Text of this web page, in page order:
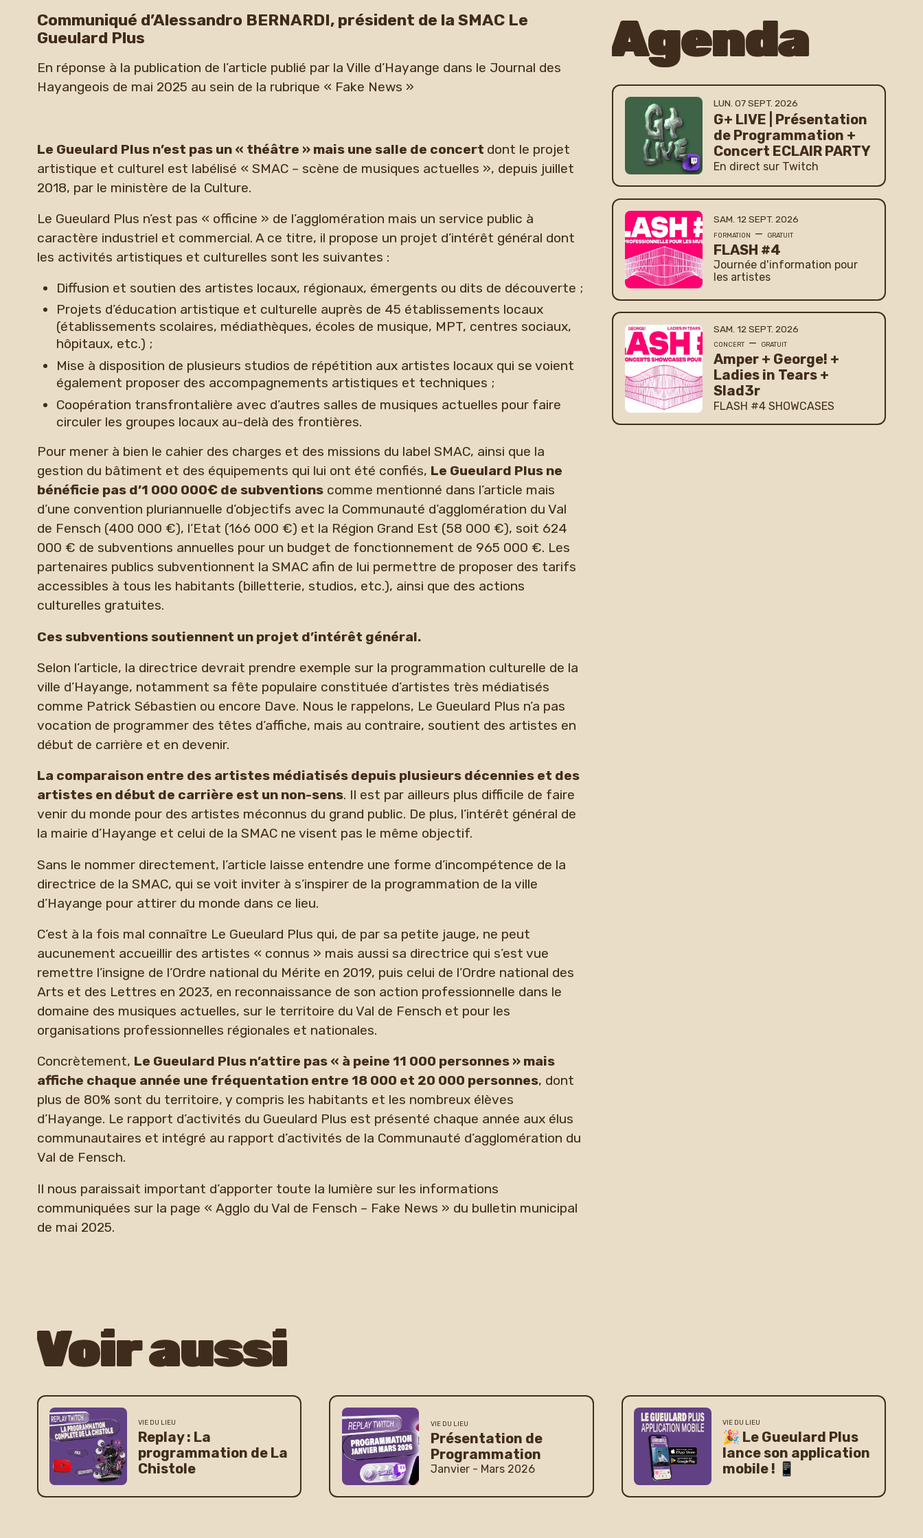
Communiqué d’Alessandro BERNARDI, président de la SMAC Le
Gueulard Plus
En réponse à la publication de l’article publié par la Ville d’Hayange dans le Journal des
Hayangeois de mai 2025 au sein de la rubrique « Fake News »
Le Gueulard Plus n’est pas un « théâtre » mais une salle de concert dont le projet
artistique et culturel est labélisé « SMAC – scène de musiques actuelles », depuis juillet
2018, par le ministère de la Culture.
Le Gueulard Plus n’est pas « officine » de l’agglomération mais un service public à
caractère industriel et commercial. A ce titre, il propose un projet d’intérêt général dont
les activités artistiques et culturelles sont les suivantes :
Diffusion et soutien des artistes locaux, régionaux, émergents ou dits de découverte ;
Projets d’éducation artistique et culturelle auprès de 45 établissements locaux
(établissements scolaires, médiathèques, écoles de musique, MPT, centres sociaux,
hôpitaux, etc.) ;
Mise à disposition de plusieurs studios de répétition aux artistes locaux qui se voient
également proposer des accompagnements artistiques et techniques ;
Coopération transfrontalière avec d’autres salles de musiques actuelles pour faire
circuler les groupes locaux au-delà des frontières.
Pour mener à bien le cahier des charges et des missions du label SMAC, ainsi que la
gestion du bâtiment et des équipements qui lui ont été confiés, Le Gueulard Plus ne
bénéficie pas d’1 000 000€ de subventionscomme mentionné dans l’article mais
d’une convention pluriannuelle d’objectifs avec la Communauté d’agglomération du Val
de Fensch (400 000 €), l’Etat (166 000 €) et la Région Grand Est (58 000 €), soit 624
000 € de subventions annuelles pour un budget de fonctionnement de 965 000 €. Les
partenaires publics subventionnent la SMAC afin de lui permettre de proposer des tarifs
accessibles à tous les habitants (billetterie, studios, etc.), ainsi que des actions
culturelles gratuites.
Ces subventions soutiennent un projet d’intérêt général.
Selon l’article, la directrice devrait prendre exemple sur la programmation culturelle de la
ville d’Hayange, notamment sa fête populaire constituée d’artistes très médiatisés
comme Patrick Sébastien ou encore Dave. Nous le rappelons, Le Gueulard Plus n’a pas
vocation de programmer des têtes d’affiche, mais au contraire, soutient des artistes en
début de carrière et en devenir.
La comparaison entre des artistes médiatisés depuis plusieurs décennies et des
artistes en début de carrière est un non-sens. Il est par ailleurs plus difficile de faire
venir du monde pour des artistes méconnus du grand public. De plus, l’intérêt général de
la mairie d’Hayange et celui de la SMAC ne visent pas le même objectif.
Sans le nommer directement, l’article laisse entendre une forme d’incompétence de la
directrice de la SMAC, qui se voit inviter à s’inspirer de la programmation de la ville
d’Hayange pour attirer du monde dans ce lieu.
C’est à la fois mal connaître Le Gueulard Plus qui, de par sa petite jauge, ne peut
aucunement accueillir des artistes « connus » mais aussi sa directrice qui s’est vue
remettre l’insigne de l’Ordre national du Mérite en 2019, puis celui de l’Ordre national des
Arts et des Lettres en 2023, en reconnaissance de son action professionnelle dans le
domaine des musiques actuelles, sur le territoire du Val de Fensch et pour les
organisations professionnelles régionales et nationales.
Concrètement, Le Gueulard Plus n’attire pas « à peine 11 000 personnes » mais
affiche chaque année une fréquentation entre 18 000 et 20 000 personnes, dont
plus de 80% sont du territoire, y compris les habitants et les nombreux élèves
d’Hayange. Le rapport d’activités du Gueulard Plus est présenté chaque année aux élus
communautaires et intégré au rapport d’activités de la Communauté d’agglomération du
Val de Fensch.
Il nous paraissait important d’apporter toute la lumière sur les informations
communiquées sur la page « Agglo du Val de Fensch – Fake News » du bulletin municipal
de mai 2025.
Agenda
LUNDI
LUN. 07 SEPTEMBRE
SEPT. 2026
G+ LIVE | Présentation
de Programmation +
Concert ECLAIR PARTY
En direct sur Twitch
SAMEDI
SAM. 12 SEPTEMBRE
SEPT. 2026
FORMATION — GRATUIT
FLASH #4
Journée d'information pour
les artistes
SAMEDI
SAM. 12 SEPTEMBRE
SEPT. 2026
CONCERT — GRATUIT
Amper + George! +
Ladies in Tears +
Slad3r
FLASH #4 SHOWCASES
Voir aussi
VIE DU LIEU
Replay : La
programmation de La
Chistole
VIE DU LIEU
Présentation de
Programmation
Janvier - Mars 2026
VIE DU LIEU
🎉 Le Gueulard Plus
lance son application
mobile ! 📱